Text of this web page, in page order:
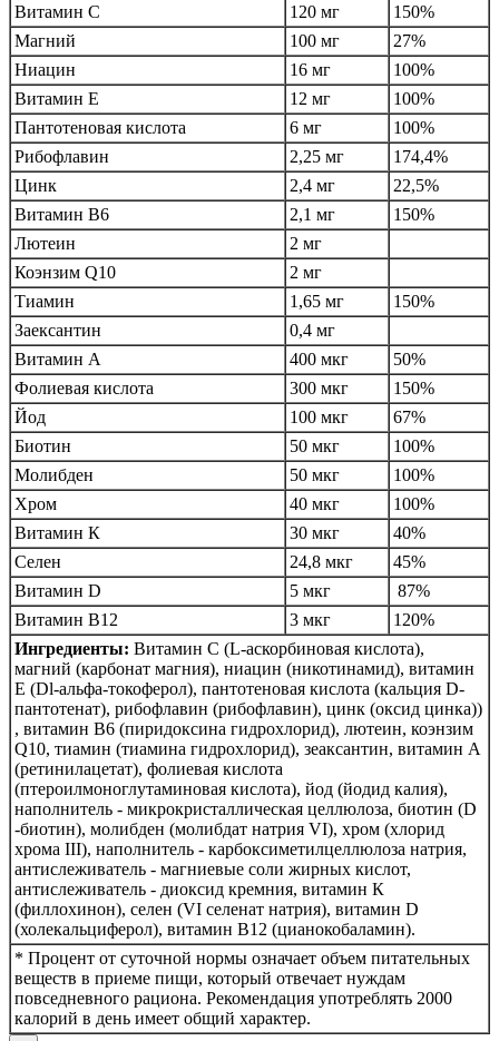
Витамин С
120 мг
150%
Магний
100 мг
27%
Ниацин
16 мг
100%
Витамин Е
12 мг
100%
Пантотеновая кислота
6 мг
100%
Рибофлавин
2,25 мг
174,4%
Цинк
2,4 мг
22,5%
Витамин B6
2,1 мг
150%
Лютеин
2 мг
Коэнзим Q10
2 мг
Тиамин
1,65 мг
150%
Заексантин
0,4 мг
Витамин А
400 мкг
50%
Фолиевая кислота
300 мкг
150%
Йод
100 мкг
67%
Биотин
50 мкг
100%
Молибден
50 мкг
100%
Хром
40 мкг
100%
Витамин К
30 мкг
40%
Селен
24,8 мкг
45%
Витамин D
5 мкг
87%
Витамин B12
3 мкг
120%
Ингредиенты: Витамин С (L-аскорбиновая кислота),
магний (карбонат магния), ниацин (никотинамид), витамин
Е (Dl-альфа-токоферол), пантотеновая кислота (кальция D-
пантотенат), рибофлавин (рибофлавин), цинк (оксид цинка))
, витамин В6 (пиридоксина гидрохлорид), лютеин, коэнзим
Q10, тиамин (тиамина гидрохлорид), зеаксантин, витамин А
(ретинилацетат), фолиевая кислота
(птероилмоноглутаминовая кислота), йод (йодид калия),
наполнитель - микрокристаллическая целлюлоза, биотин (D
-биотин), молибден (молибдат натрия VI), хром (хлорид
хрома III), наполнитель - карбоксиметилцеллюлоза натрия,
антислеживатель - магниевые соли жирных кислот,
антислеживатель - диоксид кремния, витамин К
(филлохинон), селен (VI селенат натрия), витамин D
(холекальциферол), витамин B12 (цианокобаламин).
* Процент от суточной нормы означает объем питательных
веществ в приеме пищи, который отвечает нуждам
повседневного рациона. Рекомендация употреблять 2000
калорий в день имеет общий характер.